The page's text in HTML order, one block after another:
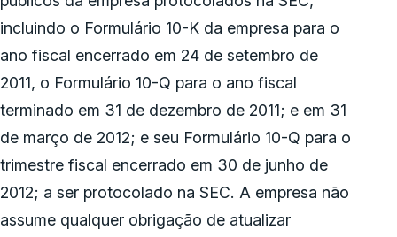
incluindo o Formulário 10-K da empresa para o
ano fiscal encerrado em 24 de setembro de
2011, o Formulário 10-Q para o ano fiscal
terminado em 31 de dezembro de 2011; e em 31
de março de 2012; e seu Formulário 10-Q para o
trimestre fiscal encerrado em 30 de junho de
2012; a ser protocolado na SEC. A empresa não
assume qualquer obrigação de atualizar